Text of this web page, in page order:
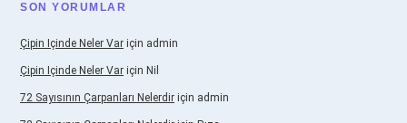
SON YORUMLAR
Çipin Içinde Neler Var için admin
Çipin Içinde Neler Var için Nil
72 Sayısının Çarpanları Nelerdir için admin